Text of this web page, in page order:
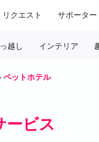
リクエスト サポーター
越し インテリア
ペットホテル
ービス